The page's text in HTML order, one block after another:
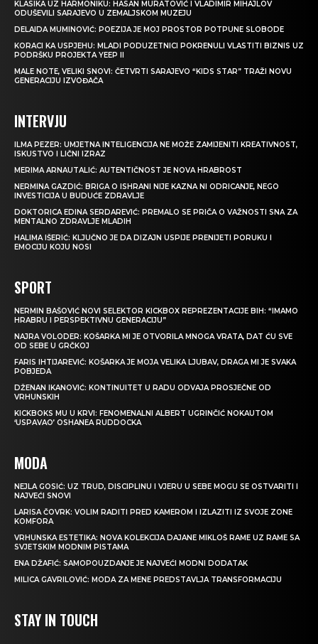
KLASIKA UZ HARMONIKU: HASAN MURATOVIĆ I VLADIMIR MIHAJLOV
ODUŠEVILI SARAJEVO U ZEMALJSKOM MUZEJU
DELAIDA MUMINOVIĆ: POEZIJA JE MOJ PROSTOR POTPUNE SLOBODE
KORACI KA USPJEHU: MLADI PODUZETNICI POKRENULI VLASTITI BIZNIS UZ
PODRŠKU PROJEKTA YEEP II
MALE NOTE, VELIKI SNOVI: ČETVRTI SARAJEVO “KIDS STAR” TRAŽI NOVU
GENERACIJU IZVOĐAČA
INTERVJU
ILMA PEZER: UMJETNA INTELIGENCIJA NE MOŽE ZAMIJENITI KREATIVNOST,
ISKUSTVO I LIČNI IZRAZ
MERIMA ARNAUTALIĆ: AUTENTIČNOST JE NOVA HRABROST
NERMINA GAZDIĆ: BRIGA O ISHRANI NIJE KAZNA NI ODRICANJE, NEGO
INVESTICIJA U BUDUĆE ZDRAVLJE
DOKTORICA EDINA SERDAREVIĆ: PREMALO SE PRIČA O VAŽNOSTI SNA ZA
MENTALNO ZDRAVLJE MLADIH
HALIMA IŠERIĆ: KLJUČNO JE DA DIZAJN USPIJE PRENIJETI PORUKU I
EMOCIJU KOJU NOSI
SPORT
NERMIN BAŠOVIĆ NOVI SELEKTOR KICKBOX REPREZENTACIJE BIH: “IMAMO
HRABRU I PERSPEKTIVNU GENERACIJU”
NAJRA VOLODER: KOŠARKA MI JE OTVORILA MNOGA VRATA, DAT ĆU SVE
OD SEBE U GRČKOJ
FARIS IHTIJAREVIĆ: KOŠARKA JE MOJA VELIKA LJUBAV, DRAGA MI JE SVAKA
POBJEDA
DŽENAN IKANOVIĆ: KONTINUITET U RADU ODVAJA PROSJEČNE OD
VRHUNSKIH
KICKBOKS MU U KRVI: FENOMENALNI ALBERT UGRINČIĆ NOKAUTOM
‘USPAVAO’ OSHANEA RUDDOCKA
MODA
NEJLA GOSIĆ: UZ TRUD, DISCIPLINU I VJERU U SEBE MOGU SE OSTVARITI I
NAJVEĆI SNOVI
LARISA ČOVRK: VOLIM RADITI PRED KAMEROM I IZLAZITI IZ SVOJE ZONE
KOMFORA
VRHUNSKA ESTETIKA: NOVA KOLEKCIJA DAJANE MIKLOŠ RAME UZ RAME SA
SVJETSKIM MODNIM PISTAMA
ENA DŽAFIĆ: SAMOPOUZDANJE JE NAJVEĆI MODNI DODATAK
MILICA GAVRILOVIĆ: MODA ZA MENE PREDSTAVLJA TRANSFORMACIJU
STAY IN TOUCH